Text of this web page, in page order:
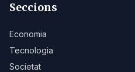
Seccions
Economia
Tecnologia
Societat